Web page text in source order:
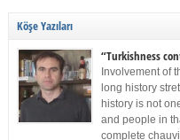
Köşe Yazıları
“Turkishness
Involvement of
long history
history is not
and people in
complete